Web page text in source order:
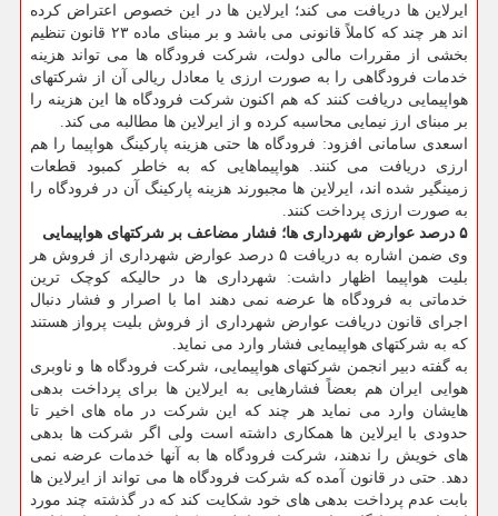
ایرلاین ها دریافت می کند؛ ایرلاین ها در این خصوص اعتراض کرده
اند هر چند که کاملاً قانونی می باشد و بر مبنای ماده ۲۳ قانون تنظیم
بخشی از مقررات مالی دولت، شرکت فرودگاه ها می تواند هزینه
خدمات فرودگاهی را به صورت ارزی یا معادل ریالی آن از شرکتهای
هواپیمایی دریافت کنند که هم اکنون شرکت فرودگاه ها این هزینه را
بر مبنای ارز نیمایی محاسبه کرده و از ایرلاین ها مطالبه می کند.
اسعدی سامانی افزود: فرودگاه ها حتی هزینه پارکینگ هواپیما را هم
ارزی دریافت می کنند. هواپیماهایی که به خاطر کمبود قطعات
زمینگیر شده اند، ایرلاین ها مجبورند هزینه پارکینگ آن در فرودگاه را
به صورت ارزی پرداخت کنند.
۵ درصد عوارض شهرداری ها؛ فشار مضاعف بر شرکتهای هواپیمایی
وی ضمن اشاره به دریافت ۵ درصد عوارض شهرداری از فروش هر
بلیت هواپیما اظهار داشت: شهرداری ها در حالیکه کوچک ترین
خدماتی به فرودگاه ها عرضه نمی دهند اما با اصرار و فشار دنبال
اجرای قانون دریافت عوارض شهرداری از فروش بلیت پرواز هستند
که به شرکتهای هواپیمایی فشار وارد می نماید.
به گفته دبیر انجمن شرکتهای هواپیمایی، شرکت فرودگاه ها و ناوبری
هوایی ایران هم بعضاً فشارهایی به ایرلاین ها برای پرداخت بدهی
هایشان وارد می نماید هر چند که این شرکت در ماه های اخیر تا
حدودی با ایرلاین ها همکاری داشته است ولی اگر شرکت ها بدهی
های خویش را ندهند، شرکت فرودگاه ها به آنها خدمات عرضه نمی
دهد. حتی در قانون آمده که شرکت فرودگاه ها می تواند از ایرلاین ها
بابت عدم پرداخت بدهی های خود شکایت کند که در گذشته چند مورد